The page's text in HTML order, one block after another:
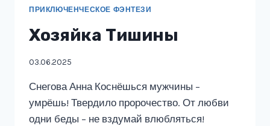
ПРИКЛЮЧЕНЧЕСКОЕ ФЭНТЕЗИ
Хозяйка Тишины
03.06.2025
Снегова Анна Коснёшься мужчины –
умрёшь! Твердило пророчество. От любви
одни беды – не вздумай влюбляться!